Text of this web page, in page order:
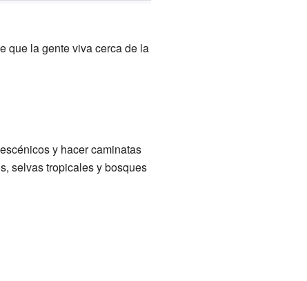
que la gente viva cerca de la
y hacer caminatas
selvas tropicales y bosques